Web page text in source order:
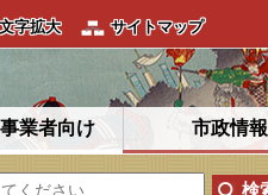
文字拡大 サイトマップ
事業者向け 市政情報